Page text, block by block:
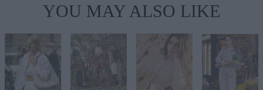
YOU MAY ALSO LIKE